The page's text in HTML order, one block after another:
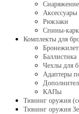
Снаряжение
Аксессуары
Рюкзаки
Спины-
Комплекты для
Баллистика
Чехлы для
Адаптеры
КАПы
Тюнинг оружия
Тюнинг оружия